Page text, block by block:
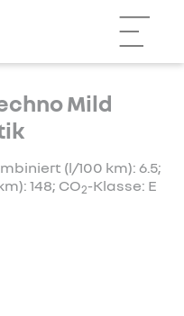
Mild
(l/100 km): 6.5;
148; CO2-Klasse: E